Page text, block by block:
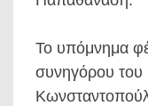
Το υπόμνημα
συνηγόρου